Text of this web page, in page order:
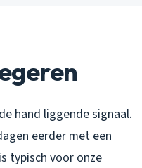
hand liggende signaal.
eerder met een
typisch voor onze